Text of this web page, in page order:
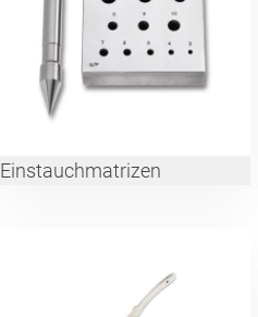
Einstauchmatrizen